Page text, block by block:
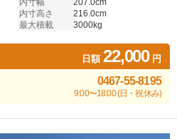
内寸幅
207.0cm
内寸高さ
216.0cm
最大積載
3000kg
日額22,000円
0467-55-8195
9:00〜18:00 (日・祝休み)